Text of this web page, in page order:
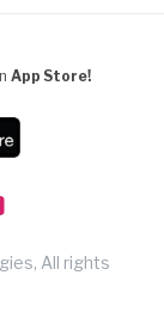
App Store!
All rights